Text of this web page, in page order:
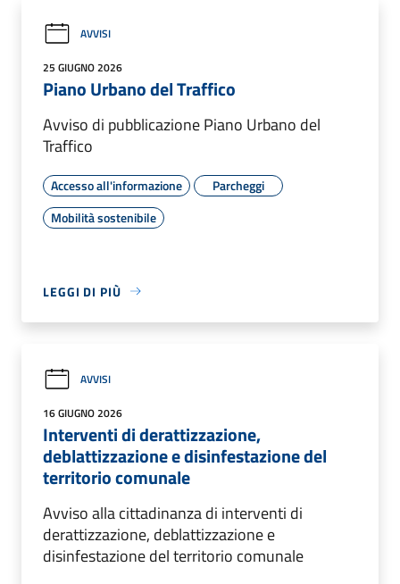
AVVISI
25 GIUGNO 2026
Piano Urbano del Traffico
Avviso di pubblicazione Piano Urbano del
Traffico
Accesso all'informazione
Parcheggi
Mobilità sostenibile
LEGGI DI PIÙ
AVVISI
16 GIUGNO 2026
Interventi di derattizzazione,
deblattizzazione e disinfestazione del
territorio comunale
Avviso alla cittadinanza di interventi di
derattizzazione, deblattizzazione e
disinfestazione del territorio comunale